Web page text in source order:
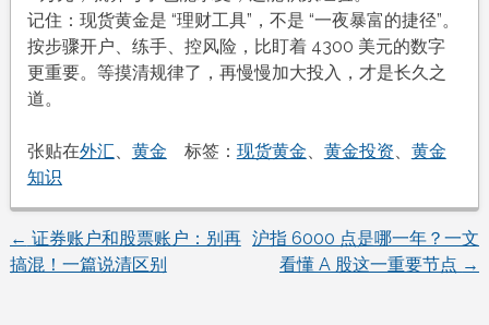
记住：现货黄金是 “理财工具”，不是 “一夜暴富的捷径”。
按步骤开户、练手、控风险，比盯着 4300 美元的数字
更重要。等摸清规律了，再慢慢加大投入，才是长久之
道。
张贴在外汇、 黄金 标签： 现货黄金、 黄金投资、 黄金
知识
文
← 证券账户和股票账户：别再
搞混！一篇说清区别
沪指 6000 点是哪一年？一文
看懂 A 股这一重要节点 →